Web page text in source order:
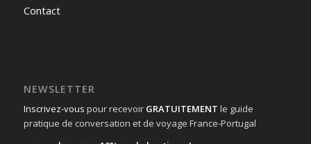
Contact
NEWSLETTER
Inscrivez-vous pour recevoir GRATUITEMENT le guide
pratique de conversation et de voyage France-Portugal